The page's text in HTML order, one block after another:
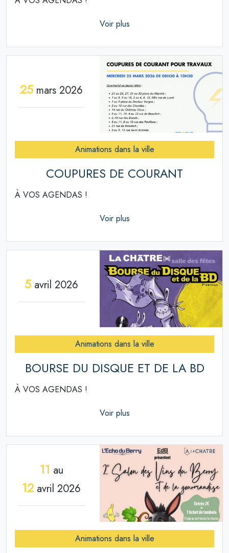
Voir plus
25 mars 2026
Animations dans la ville
COUPURES DE COURANT
À VOS AGENDAS !
Voir plus
5 avril 2026
Animations dans la ville
BOURSE DU DISQUE ET DE LA BD
À VOS AGENDAS !
Voir plus
11 au
12 avril 2026
Animations dans la ville